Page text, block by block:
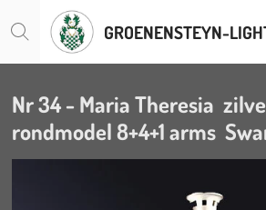
direct
hoofdinhoud
Nr 34 - Maria Theresia
rondmodel 8+4+1 arms